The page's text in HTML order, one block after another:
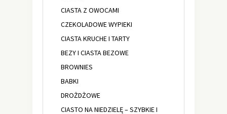
CIASTA Z OWOCAMI
CZEKOLADOWE WYPIEKI
CIASTA KRUCHE I TARTY
BEZY I CIASTA BEZOWE
BROWNIES
BABKI
DROŻDŻOWE
CIASTO NA NIEDZIELĘ – SZYBKIE I